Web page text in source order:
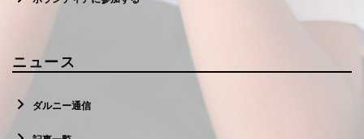
ニュース
ダルニー通信